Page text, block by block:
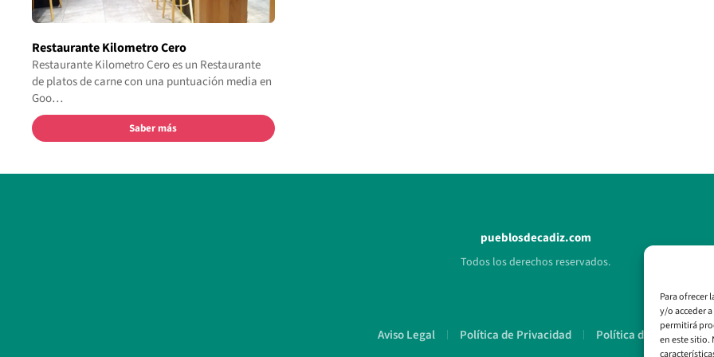
Para ofrecer
y/o acceder
permitirá
en este sitio.
Restaurante Kilometro Cero
Restaurante Kilometro Cero es un Restaurante
de platos de carne con una puntuación media en
Goo…
Saber más
pueblosdecadiz.com
Todos los derechos reservados.
Aviso Legal Política de Privacidad Política de Cookies